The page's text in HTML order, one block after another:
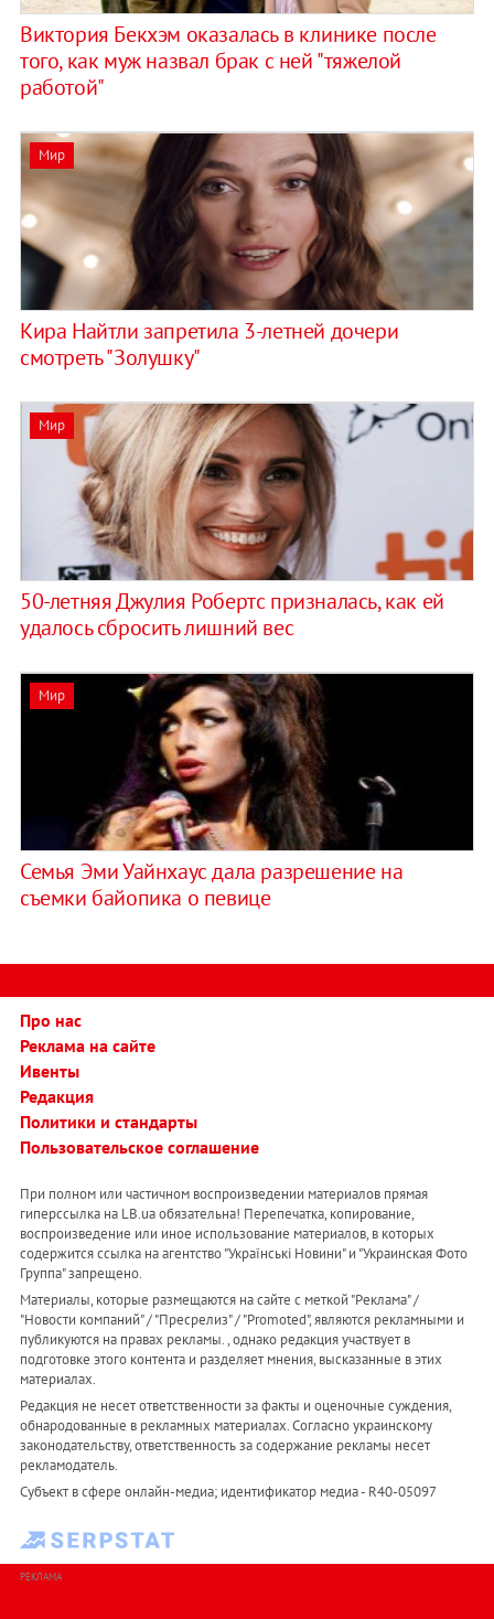
Виктория Бекхэм оказалась в клинике после
того, как муж назвал брак с ней "тяжелой
работой"
Мир
Кира Найтли запретила 3-летней дочери
смотреть "Золушку"
Мир
50-летняя Джулия Робертс призналась, как ей
удалось сбросить лишний вес
Мир
Семья Эми Уайнхаус дала разрешение на
съемки байопика о певице
Про нас
Реклама на сайте
Ивенты
Редакция
Политики и стандарты
Пользовательское соглашение
При полном или частичном воспроизведении материалов прямая
гиперссылка на LB.ua обязательна! Перепечатка, копирование,
воспроизведение или иное использование материалов, в которых
содержится ссылка на агентство "Українськi Новини" и "Украинская Фото
Группа" запрещено.
Материалы, которые размещаются на сайте с меткой "Реклама" /
"Новости компаний" / "Пресрелиз" / "Promoted", являются рекламными и
публикуются на правах рекламы. , однако редакция участвует в
подготовке этого контента и разделяет мнения, высказанные в этих
материалах.
Редакция не несет ответственности за факты и оценочные суждения,
обнародованные в рекламных материалах. Согласно украинскому
законодательству, ответственность за содержание рекламы несет
рекламодатель.
Субъект в сфере онлайн-медиа; идентификатор медиа - R40-05097
РЕКЛАМА